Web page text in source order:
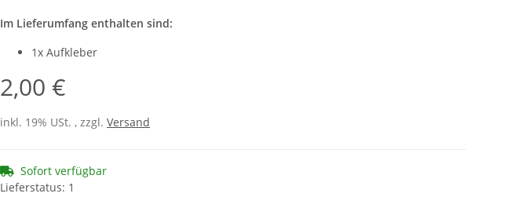
Im Lieferumfang enthalten sind:
1x Aufkleber
2,00 €
inkl. 19% USt. , zzgl. Versand
Sofort verfügbar
Lieferstatus: 1